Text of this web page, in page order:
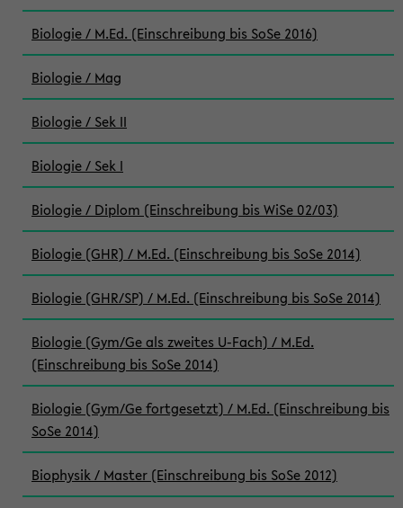
Biologie / M.Ed. (Einschreibung bis SoSe 2016)
Biologie / Mag
Biologie / Sek II
Biologie / Sek I
Biologie / Diplom (Einschreibung bis WiSe 02/03)
Biologie (GHR) / M.Ed. (Einschreibung bis SoSe 2014)
Biologie (GHR/SP) / M.Ed. (Einschreibung bis SoSe 2014)
Biologie (Gym/Ge als zweites U-Fach) / M.Ed.
(Einschreibung bis SoSe 2014)
Biologie (Gym/Ge fortgesetzt) / M.Ed. (Einschreibung bis
SoSe 2014)
Biophysik / Master (Einschreibung bis SoSe 2012)